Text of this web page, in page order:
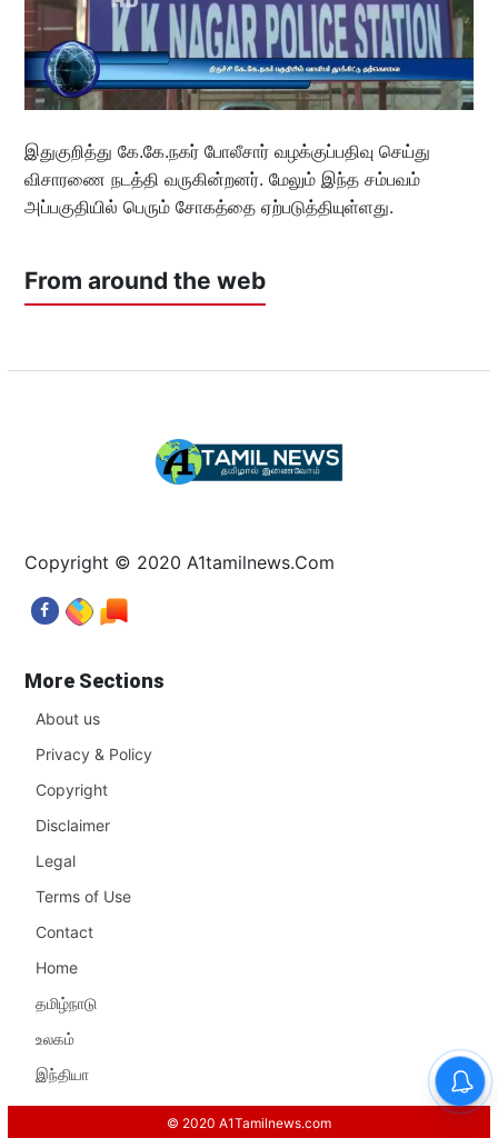
இதுகுறித்து கே.கே.நகர் போலீசார் வழக்குப்பதிவு செய்து
விசாரணை நடத்தி வருகின்றனர். மேலும் இந்த சம்பவம்
அப்பகுதியில் பெரும் சோகத்தை ஏற்படுத்தியுள்ளது.
From around the web
Copyright © 2020 A1tamilnews.Com
More Sections
About us
Privacy & Policy
Copyright
Disclaimer
Legal
Terms of Use
Contact
Home
தமிழ்நாடு
உலகம்
இந்தியா
© 2020 A1Tamilnews.com